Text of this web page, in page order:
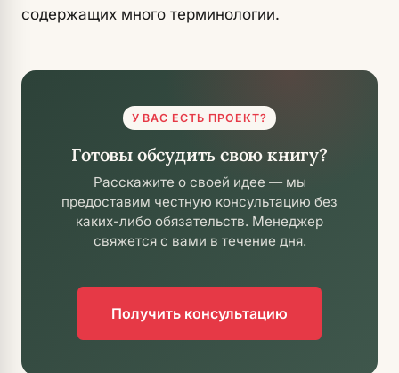
содержащих много терминологии.
У ВАС ЕСТЬ ПРОЕКТ?
Готовы обсудить свою книгу?
Расскажите о своей идее — мы
предоставим честную консультацию без
каких-либо обязательств. Менеджер
свяжется с вами в течение дня.
Получить консультацию